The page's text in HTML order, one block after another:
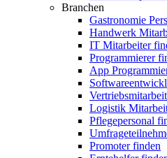
Branchen
Gastronomie
Handwerk
IT Mitarbeiter
Programmierer
App
Logistik
Pflegepersonal
Promoter finden